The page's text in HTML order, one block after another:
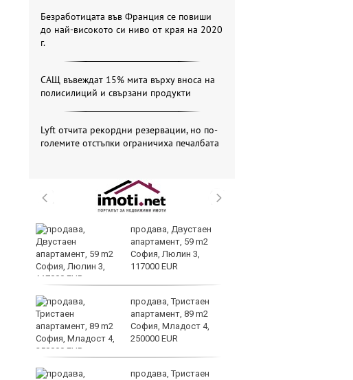
Безработицата във Франция се повиши
до най-високото си ниво от края на 2020
г.
САЩ въвеждат 15% мита върху вноса на
полисилиций и свързани продукти
Lyft отчита рекордни резервации, но по-
големите отстъпки ограничиха печалбата
продава, Двустаен
апартамент, 59 m2
София, Люлин 3,
117000 EUR
продава, Тристаен
апартамент, 89 m2
София, Младост 4,
250000 EUR
продава, Тристаен